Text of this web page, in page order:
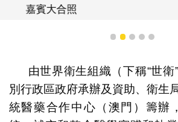
世衛整合醫療服務司魯迪．埃格斯
1 2 3 4 5
由世界衛生組織（下稱“世
別行政區政府承辦及資助、衛生
統醫藥合作中心（澳門）籌辦